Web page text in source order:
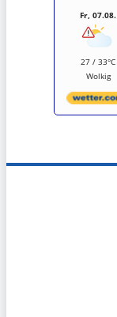
Fr, 07.08.
27 / 33°C
Wolkig